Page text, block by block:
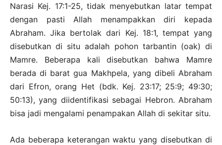
Narasi Kej. 17:1-25, tidak menyebutkan latar tempat
dengan pasti Allah menampakkan diri kepada
Abraham. Jika bertolak dari Kej. 18:1, tempat yang
disebutkan di situ adalah pohon tarbantin (oak) di
Mamre. Beberapa kali disebutkan bahwa Mamre
berada di barat gua Makhpela, yang dibeli Abraham
dari Efron, orang Het (bdk. Kej. 23:17; 25:9; 49:30;
50:13), yang diidentifikasi sebagai Hebron. Abraham
bisa jadi mengalami penampakan Allah di sekitar situ.
Ada beberapa keterangan waktu yang disebutkan di